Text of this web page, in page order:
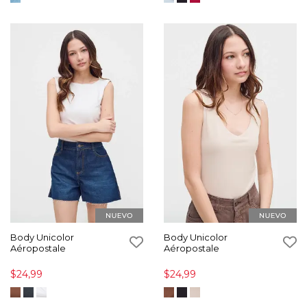
Body Unicolor
Aéropostale
$24,99
Body Unicolor
Aéropostale
$24,99